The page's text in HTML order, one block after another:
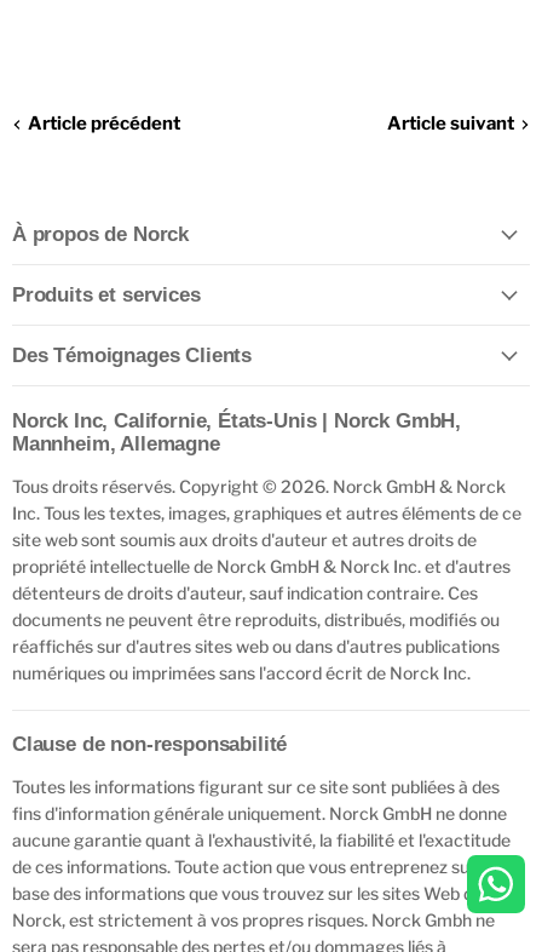
Article précédent Article suivant
À propos de Norck
Produits et services
Des Témoignages Clients
Norck Inc, Californie, États-Unis | Norck GmbH,
Mannheim, Allemagne
Tous droits réservés. Copyright © 2026. Norck GmbH & Norck
Inc. Tous les textes, images, graphiques et autres éléments de ce
site web sont soumis aux droits d'auteur et autres droits de
propriété intellectuelle de Norck GmbH & Norck Inc. et d'autres
détenteurs de droits d'auteur, sauf indication contraire. Ces
documents ne peuvent être reproduits, distribués, modifiés ou
réaffichés sur d'autres sites web ou dans d'autres publications
numériques ou imprimées sans l'accord écrit de Norck Inc.
Clause de non-responsabilité
Toutes les informations figurant sur ce site sont publiées à des
fins d'information générale uniquement. Norck GmbH ne donne
aucune garantie quant à l'exhaustivité, la fiabilité et l'exactitude
de ces informations. Toute action que vous entreprenez sur la
base des informations que vous trouvez sur les sites Web de
Norck, est strictement à vos propres risques. Norck Gmbh ne
sera pas responsable des pertes et/ou dommages liés à